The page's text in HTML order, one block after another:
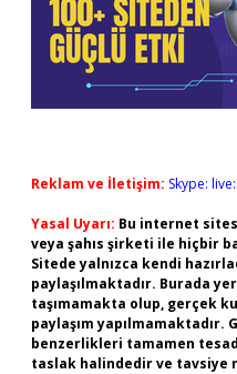
Reklam ve İletişim: Skype:
Yasal Uyarı: Bu internet
veya şahıs şirketi ile hiçbir
Sitede yalnızca kendi
paylaşılmaktadır. Burada
taşımamakta olup, gerçek
paylaşım
benzerlikleri tamamen
taslak halindedir ve tavsiye